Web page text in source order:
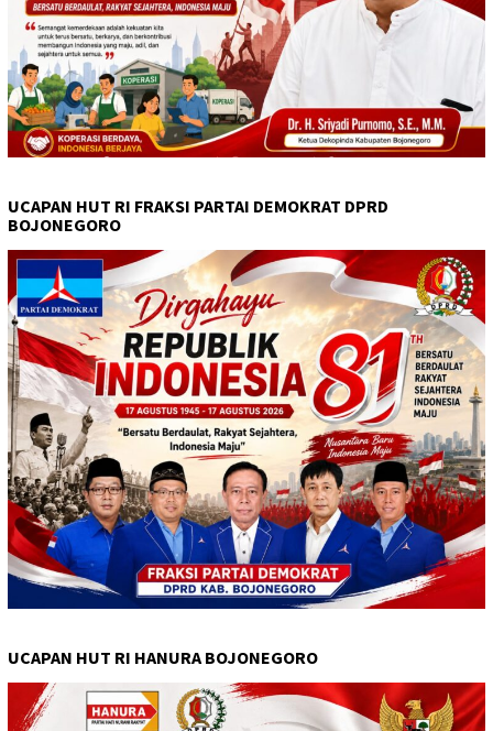
UCAPAN HUT RI FRAKSI PARTAI DEMOKRAT DPRD
BOJONEGORO
UCAPAN HUT RI HANURA BOJONEGORO